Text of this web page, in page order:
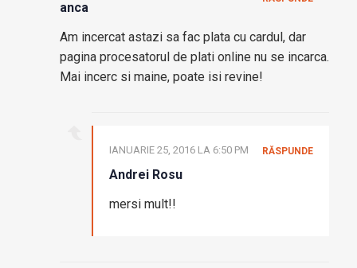
anca
Am incercat astazi sa fac plata cu cardul, dar
pagina procesatorul de plati online nu se incarca.
Mai incerc si maine, poate isi revine!
Andrei Rosu
IANUARIE 25, 2016 LA 6:50 PM
mersi mult!!
RĂSPUNDE